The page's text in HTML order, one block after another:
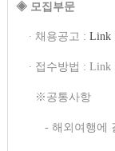
◈ 모집부문
∙ 채용공고 : Link
∙ 접수방법 : Link
※공통사항
- 해외여행에 결